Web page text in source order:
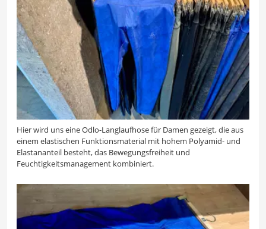
Hier wird uns eine Odlo-Langlaufhose für Damen gezeigt, die aus
einem elastischen Funktionsmaterial mit hohem Polyamid- und
Elastananteil besteht, das Bewegungsfreiheit und
Feuchtigkeitsmanagement kombiniert.